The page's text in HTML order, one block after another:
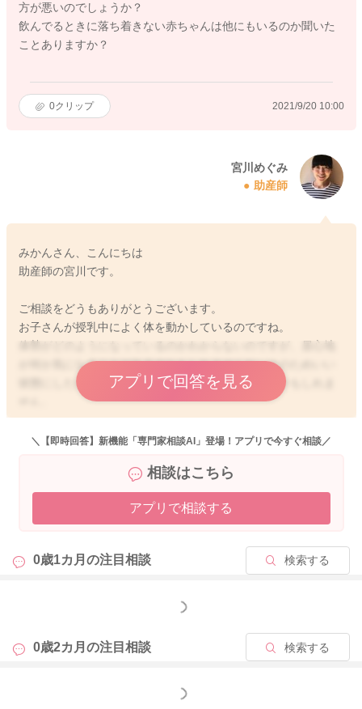
方が悪いのでしょうか？
飲んでるときに落ち着きない赤ちゃんは他にもいるのか聞いた
ことありますか？
0クリップ 2021/9/20 10:00
宮川めぐみ
助産師
みかんさん、こんにちは
助産師の宮川です。
ご相談をどうもありがとうございます。
お子さんが授乳中によく体を動かしているのですね。
が何か気になることがあるのかもしれませんね。そのためいい
状態にしたいと動いてもそもそしていることもあるかもしれま
お腹にたまっているガスが気になって、途中で止まるのか実際
でしたら、げっぷをしっかりと出すようにしてあげたり、綿棒
浣腸でガス抜きをしてあげることでもミルクの飲みが変わって
くることもあると思います。
よかったら参考になさってみてください。
どうぞよろしくお願いいたします。
アプリで回答を見る
＼【即時回答】新機能「専門家相談AI」登場！アプリで今すぐ相談／
相談はこちら
アプリで相談する
0歳1カ月の注目相談 検索する
もっと見る
0歳2カ月の注目相談 検索する
もっと見る